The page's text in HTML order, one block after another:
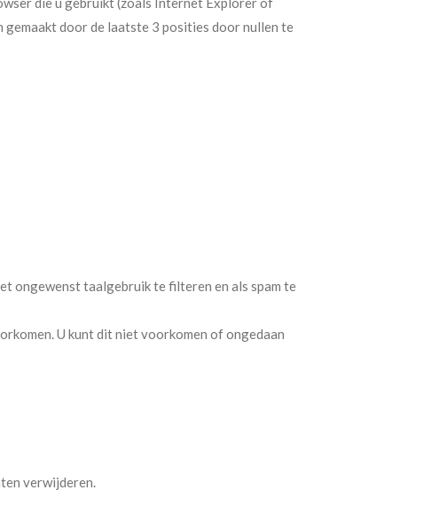
gemaakt door de laatste 3 posities door nullen te
ongewenst taalgebruik te filteren en als spam te
U kunt dit niet voorkomen of ongedaan
verwijderen.